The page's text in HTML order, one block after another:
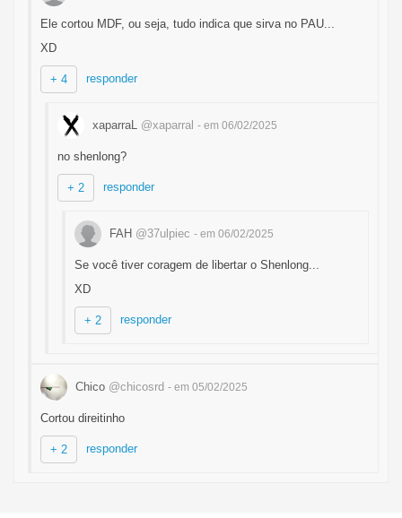
Ele cortou MDF, ou seja, tudo indica que sirva no PAU...
XD
+ 4 responder
xaparraL @xaparral - em 06/02/2025
no shenlong?
+ 2 responder
FAH @37ulpiec - em 06/02/2025
Se você tiver coragem de libertar o Shenlong...
XD
+ 2 responder
Chico @chicosrd - em 05/02/2025
Cortou direitinho
+ 2 responder